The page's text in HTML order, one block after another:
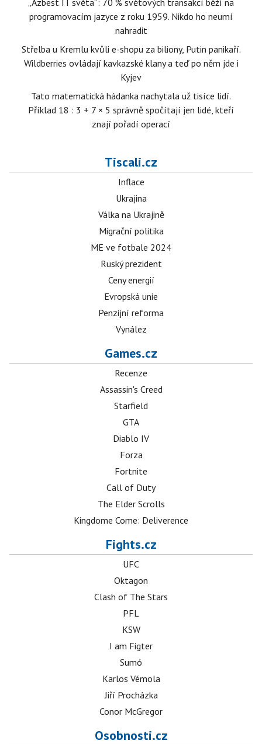
„Azbest IT světa“: 70 % světových transakcí běží na
programovacím jazyce z roku 1959. Nikdo ho neumí
nahradit
Střelba u Kremlu kvůli e-shopu za biliony, Putin panikaří.
Wildberries ovládají kavkazské klany a teď po něm jde i
Kyjev
Tato matematická hádanka nachytala už tisíce lidí.
Příklad 18 : 3 + 7 × 5 správně spočítají jen lidé, kteří
znají pořadí operací
Tiscali.cz
Inflace
Ukrajina
Válka na Ukrajině
Migrační politika
ME ve fotbale 2024
Ruský prezident
Ceny energií
Evropská unie
Penzijní reforma
Vynález
Games.cz
Recenze
Assassin's Creed
Starfield
GTA
Diablo IV
Forza
Fortnite
Call of Duty
The Elder Scrolls
Kingdome Come: Deliverence
Fights.cz
UFC
Oktagon
Clash of The Stars
PFL
KSW
I am Figter
Sumó
Karlos Vémola
Jiří Procházka
Conor McGregor
Osobnosti.cz